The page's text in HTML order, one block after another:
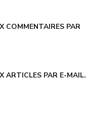
COMMENTAIRES PAR
ARTICLES PAR E-MAIL.